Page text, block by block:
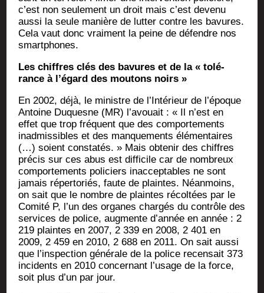
c’est non seule­ment un droit mais c’est deve­nu
aus­si la seule manière de lut­ter contre les bavures.
Cela vaut donc vrai­ment la peine de défendre nos
smartphones.
Les chiffres clés des bavures et de la « tolé­
rance à l’égard des mou­tons noirs »
En 2002, déjà, le ministre de l’Intérieur de l’époque
Antoine Duquesne (MR) l’avouait : « Il n’est en
effet que trop fré­quent que des com­por­te­ments
inad­mis­sibles et des man­que­ments élé­men­taires
(…) soient consta­tés. » Mais obte­nir des chiffres
pré­cis sur ces abus est dif­fi­cile car de nom­breux
com­por­te­ments poli­ciers inac­cep­tables ne sont
jamais réper­to­riés, faute de plaintes. Néan­moins,
on sait que le nombre de plaintes récol­tées par le
Comi­té P, l’un des organes char­gés du contrôle des
ser­vices de police, aug­mente d’année en année : 2
219 plaintes en 2007, 2 339 en 2008, 2 401 en
2009, 2 459 en 2010, 2 688 en 2011. On sait aus­si
que l’inspection géné­rale de la police recen­sait 373
inci­dents en 2010 concer­nant l’usage de la force,
soit plus d’un par jour.